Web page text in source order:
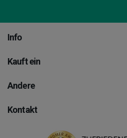
Info
Kauft ein
Andere
Kontakt